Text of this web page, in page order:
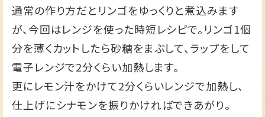
通常の作り方だとリンゴをゆっくりと煮込みます
が、今回はレンジを使った時短レシピで。リンゴ1個
分を薄くカットしたら砂糖をまぶして、ラップをして
電子レンジで2分くらい加熱します。
更にレモン汁をかけて2分くらいレンジで加熱し、
仕上げにシナモンを振りかければできあがり。